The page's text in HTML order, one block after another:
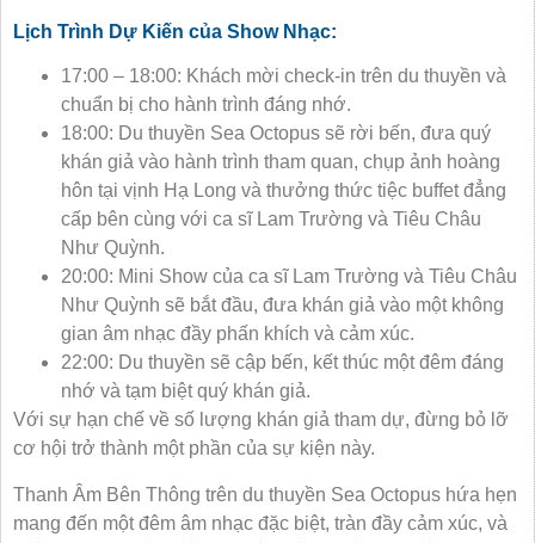
Lịch Trình Dự Kiến của Show Nhạc:
17:00 – 18:00: Khách mời check-in trên du thuyền và
chuẩn bị cho hành trình đáng nhớ.
18:00: Du thuyền Sea Octopus sẽ rời bến, đưa quý
khán giả vào hành trình tham quan, chụp ảnh hoàng
hôn tại vịnh Hạ Long và thưởng thức tiệc buffet đẳng
cấp bên cùng với ca sĩ Lam Trường và Tiêu Châu
Như Quỳnh.
20:00: Mini Show của ca sĩ Lam Trường và Tiêu Châu
Như Quỳnh sẽ bắt đầu, đưa khán giả vào một không
gian âm nhạc đầy phấn khích và cảm xúc.
22:00: Du thuyền sẽ cập bến, kết thúc một đêm đáng
nhớ và tạm biệt quý khán giả.
Với sự hạn chế về số lượng khán giả tham dự, đừng bỏ lỡ
cơ hội trở thành một phần của sự kiện này.
Thanh Âm Bên Thông trên du thuyền Sea Octopus hứa hẹn
mang đến một đêm âm nhạc đặc biệt, tràn đầy cảm xúc, và